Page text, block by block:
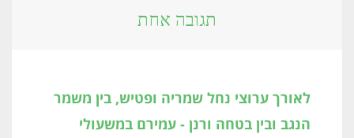
תגובה אחת
לאורך ערוצי נחל שמריה ופטיש, בין משמר
הנגב ובין בטחה ורנן - עמירם במשעולי